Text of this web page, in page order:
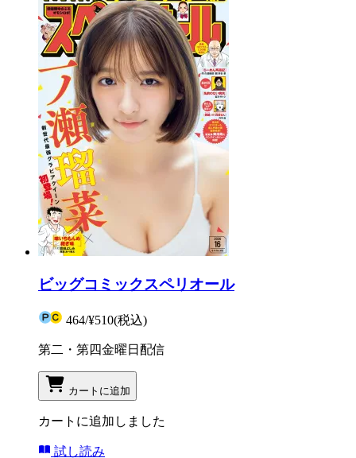
ビッグコミックスペリオール
464/¥510(税込)
第二・第四金曜日配信
カートに追加
カートに追加しました
試し読み